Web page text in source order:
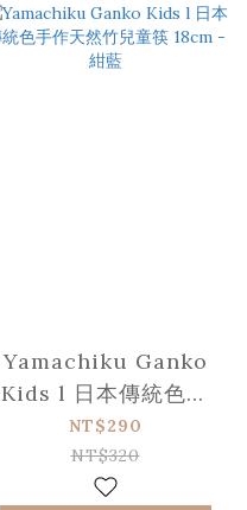
Yamachiku Ganko
Kids l 日本傳統色手
作天然竹兒童筷 18cm
- 紺藍
NT$290
NT$320